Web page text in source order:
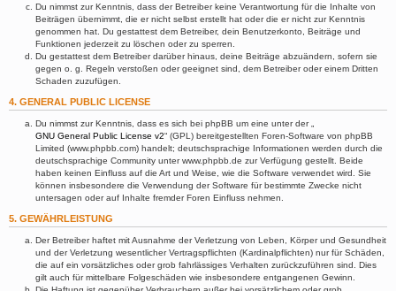
Du nimmst zur Kenntnis, dass der Betreiber keine Verantwortung für die Inhalte von
Beiträgen übernimmt, die er nicht selbst erstellt hat oder die er nicht zur Kenntnis
genommen hat. Du gestattest dem Betreiber, dein Benutzerkonto, Beiträge und
Funktionen jederzeit zu löschen oder zu sperren.
Du gestattest dem Betreiber darüber hinaus, deine Beiträge abzuändern, sofern sie
gegen o. g. Regeln verstoßen oder geeignet sind, dem Betreiber oder einem Dritten
Schaden zuzufügen.
4. GENERAL PUBLIC LICENSE
Du nimmst zur Kenntnis, dass es sich bei phpBB um eine unter der „
GNU General Public License v2“ (GPL) bereitgestellten Foren-Software von phpBB
Limited (www.phpbb.com) handelt; deutschsprachige Informationen werden durch die
deutschsprachige Community unter www.phpbb.de zur Verfügung gestellt. Beide
haben keinen Einfluss auf die Art und Weise, wie die Software verwendet wird. Sie
können insbesondere die Verwendung der Software für bestimmte Zwecke nicht
untersagen oder auf Inhalte fremder Foren Einfluss nehmen.
5. GEWÄHRLEISTUNG
Der Betreiber haftet mit Ausnahme der Verletzung von Leben, Körper und Gesundheit
und der Verletzung wesentlicher Vertragspflichten (Kardinalpflichten) nur für Schäden,
die auf ein vorsätzliches oder grob fahrlässiges Verhalten zurückzuführen sind. Dies
gilt auch für mittelbare Folgeschäden wie insbesondere entgangenen Gewinn.